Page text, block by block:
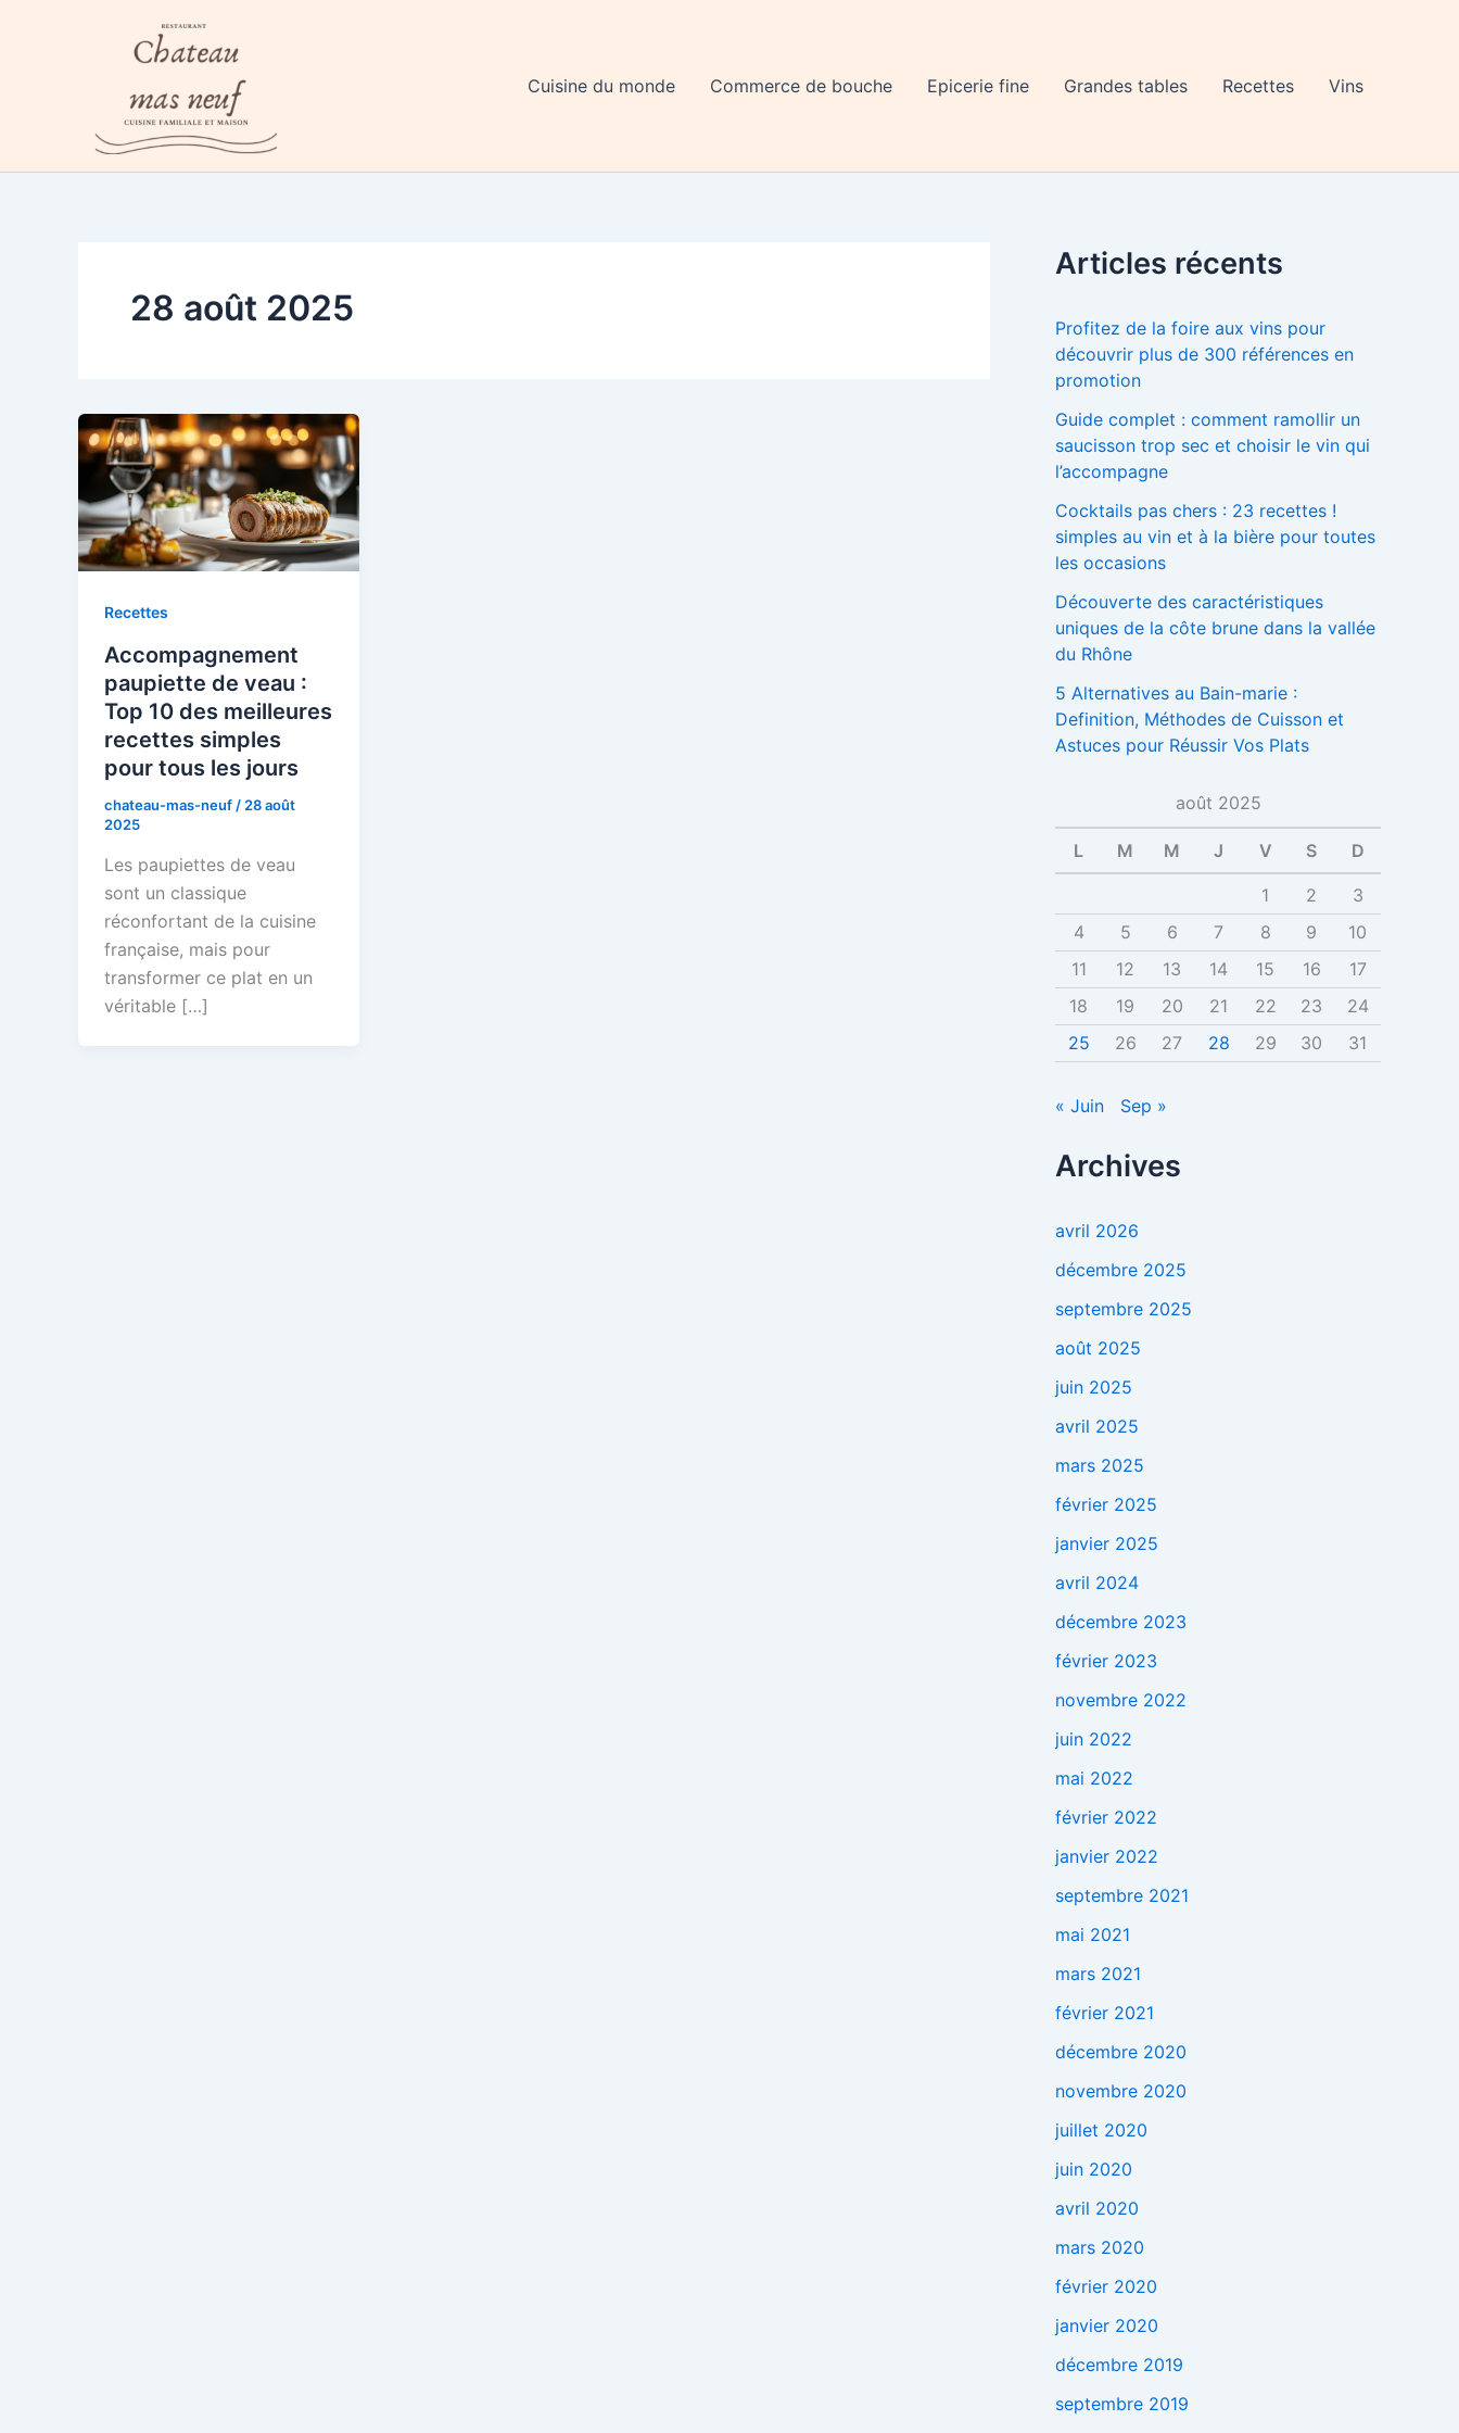
Cuisine du monde Commerce de bouche Epicerie fine Grandes tables Recettes Vins
28 août 2025
Recettes
Accompagnement
paupiette de veau :
Top 10 des meilleures
recettes simples
pour tous les jours
chateau-mas-neuf / 28 août
2025
Les paupiettes de veau
sont un classique
réconfortant de la cuisine
française, mais pour
transformer ce plat en un
véritable […]
Articles récents
Profitez de la foire aux vins pour
découvrir plus de 300 références en
promotion
Guide complet : comment ramollir un
saucisson trop sec et choisir le vin qui
l’accompagne
Cocktails pas chers : 23 recettes !
simples au vin et à la bière pour toutes
les occasions
Découverte des caractéristiques
uniques de la côte brune dans la vallée
du Rhône
5 Alternatives au Bain-marie :
Definition, Méthodes de Cuisson et
Astuces pour Réussir Vos Plats
août 2025
L M M J V S D
1 2
3
4
5 6 7 8 9
10
11
12 13 14 15 16
17
18
19 20 21 22 23
24
25
26 27 28 29 30 31
« Juin Sep »
Archives
avril 2026
décembre 2025
septembre 2025
août 2025
juin 2025
avril 2025
mars 2025
février 2025
janvier 2025
avril 2024
décembre 2023
février 2023
novembre 2022
juin 2022
mai 2022
février 2022
janvier 2022
septembre 2021
mai 2021
mars 2021
février 2021
décembre 2020
novembre 2020
juillet 2020
juin 2020
avril 2020
mars 2020
février 2020
janvier 2020
décembre 2019
septembre 2019